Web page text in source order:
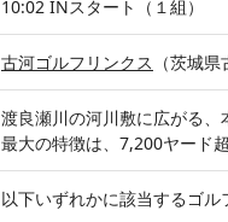
10:02 INスタート（１組）
古河ゴルフリンクス （茨城県
渡良瀬川の河川敷に広がる、
最大の特徴は、7,200ヤード
以下いずれかに該当するゴル